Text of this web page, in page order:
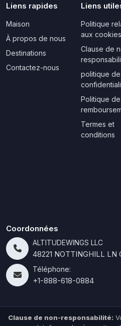
Liens rapides
Maison
À propos de nous
Destinations
Contactez-nous
Liens
Politique
aux cookies
Clause de
politique de
Politique de
Termes et
conditions
Coordonnées
ALTITUDEWINGS LLC
48221 NOTTINGHILL LN
Téléphone:
+1-888-618-0884
Clause de non-responsabilité: